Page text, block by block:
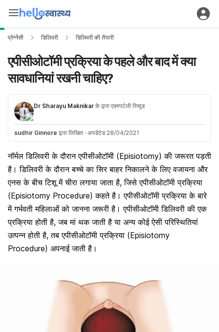
प्रेग्नेंसी डिलिवरी डिलिवरी की तैयारी
एपीसीओटॉमी प्रक्रिया के पहले और बाद में क्या
सावधानियां रखनी चाहिए?
Dr Sharayu Maknikar के द्वारा एक्स्पर्टली रिव्यूड
sudhir Ginnore द्वारा लिखित · अपडेटेड 28/04/2021
नॉर्मलडिलिवरी के दौरानएपीसीओटॉमी (Episiotomy) की जरूरत पड़ती
है। डिलिवरी के दौरान बच्चे का सिर बाहर निकालने के लिए वजायना और
एनस के बीच टिशू में चीरा लगाया जाता है, जिसे एपीसीओटॉमी प्रक्रिया
(Episiotomy Procedure) कहते है। एपीसीओटॉमी प्रक्रिया के बारे
में गर्भवती महिलाओं को जानना जरूरी है। एपीसीओटॉमी डिलिवरी की एक
प्रक्रिया होती है, जब मां थक जाती है या अन्य कोई ऐसी परिस्थितियां
उत्पन्न होती है, तब एपीसीओटॉमी प्रक्रिया (Episiotomy
Procedure) अपनाई जाती है।